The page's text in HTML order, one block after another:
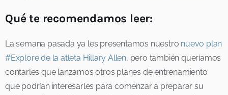
Qué te recomendamos leer:
La semana pasada ya les presentamos nuestro nuevo plan
#Explore de la atleta Hillary Allen, pero también queríamos
contarles que lanzamos otros planes de entrenamiento
que podrían interesarles para comenzar a preparar su